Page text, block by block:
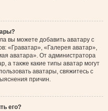
вы можете добавить аватару с
«Граватар», «Галерея аватар»,
аватара». От администратора
а также какие типы аватар могут
аватары, свяжитесь с
причин.
его?